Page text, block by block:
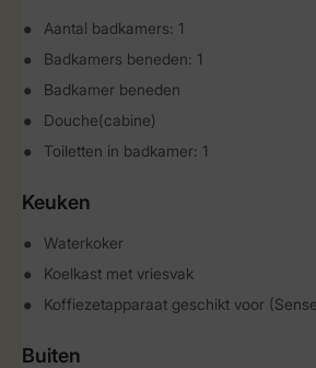
Aantal badkamers: 1
Badkamers beneden: 1
Badkamer beneden
Douche(cabine)
Toiletten in badkamer: 1
Keuken
Waterkoker
Koelkast met vriesvak
Koffiezetapparaat geschikt voor
Buiten